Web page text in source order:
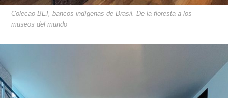
Colecao BEI, bancos indígenas de Brasil. De la floresta a los
museos del mundo